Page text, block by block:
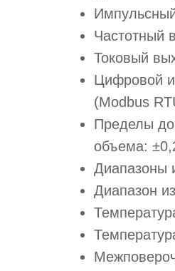
Частотный
Токовый
Цифровой
(Modbus
Пределы
объема:
Диапазоны
Диапазон